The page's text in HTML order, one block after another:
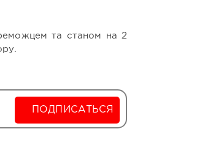
та станом на 2
ПОДПИСАТЬСЯ